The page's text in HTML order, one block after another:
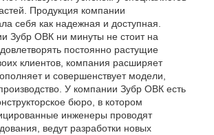
Продукция компании
себя как надежная и доступная.
Зубр ОВК ни минуты не стоит на
постоянно растущие
клиентов, компания расширяет
и совершенствует модели,
У компании Зубр ОВК есть
бюро, в котором
инженеры проводят
ведут разработки новых